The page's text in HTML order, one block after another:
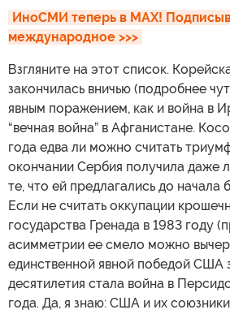
ИноСМИ теперь в MAX!
международное >>>
Взгляните на этот список.
закончилась вничью (подробнее
явным поражением, как и война в
“вечная война” в Афганистане.
года едва ли можно считать
окончании Сербия получила даже
те, что ей предлагались до начала
Если не считать оккупации
государства Гренада в 1983 году
асимметрии ее смело можно
единственной явной победой США
десятилетия стала война в
года. Да, я знаю: США и их